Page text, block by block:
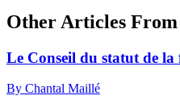
Other Articles
Le Conseil du statut de la
By Chantal Maillé